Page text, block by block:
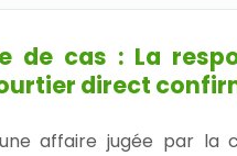
de cas : La
direct
affaire jugée par la